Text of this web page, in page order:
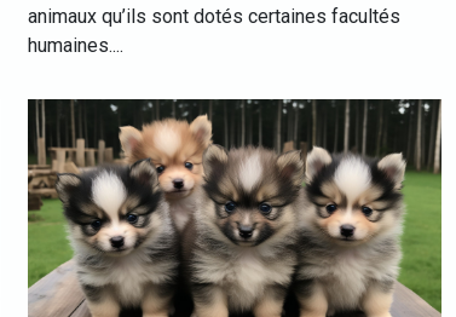
animaux qu’ils sont dotés certaines facultés
humaines....